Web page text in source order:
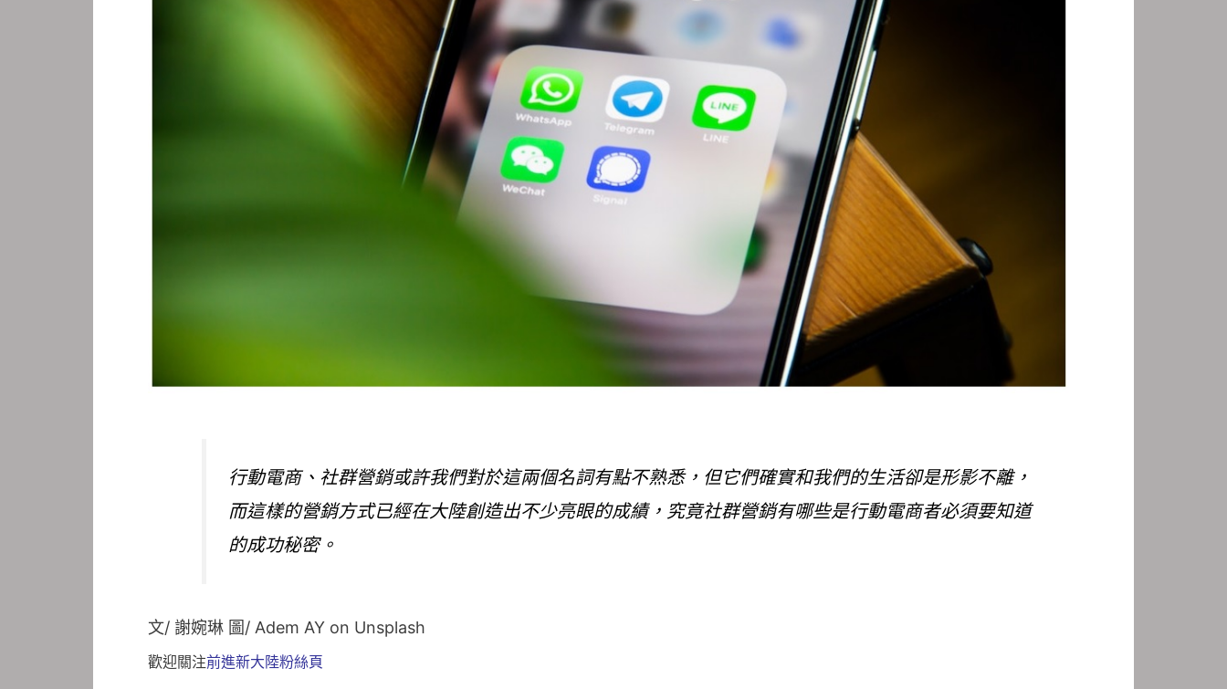
行動電商、社群營銷或許我們對於這兩個名詞有點不熟悉，但它們確實和我們的生活卻是形影不離，
而這樣的營銷方式已經在大陸創造出不少亮眼的成績，究竟社群營銷有哪些是行動電商者必須要知道
的成功秘密。
文/ 謝婉琳 圖/ Adem AY on Unsplash
歡迎關注前進新大陸粉絲頁